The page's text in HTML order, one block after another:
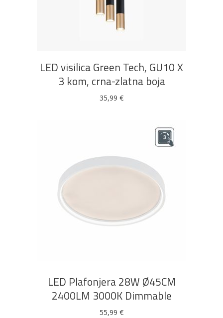
DODAJ U KOŠARICU
LED visilica Green Tech, GU10 X
3 kom, crna-zlatna boja
35,99 €
LED Plafonjera 28W Ø45CM
2400LM 3000K Dimmable
55,99 €